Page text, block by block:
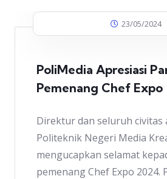
23/05/2024
PoliMedia Apresiasi
Pemenang Chef Expo
Direktur dan seluruh civitas
Politeknik Negeri Media
mengucapkan selamat
pemenang Chef Expo 2024.